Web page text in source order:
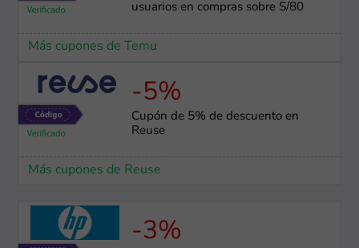
usuarios en compras sobre S/80
Más cupones de Temu
-5%
Cupón de 5% de descuento en
Reuse
Más cupones de Reuse
-3%